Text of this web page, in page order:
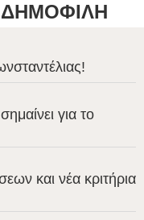
ΔΗΜΟΦΙΛΗ
για το
και νέα κριτήρια